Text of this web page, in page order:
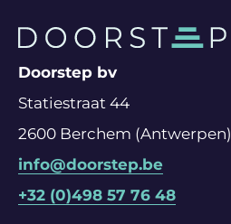
Doorstep bv
Statiestraat 44
2600 Berchem (Antwerpen)
info@doorstep.be
+32 (0)498 57 76 48